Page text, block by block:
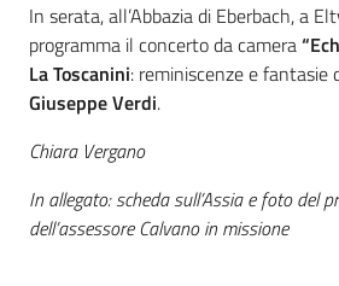
In serata, all’Abbazia di Eberbach, a
programma il concerto da camera
La Toscanini: reminiscenze e fantasie
Giuseppe Verdi.
Chiara Vergano
In allegato: scheda sull’Assia e foto del
dell’assessore Calvano in missione